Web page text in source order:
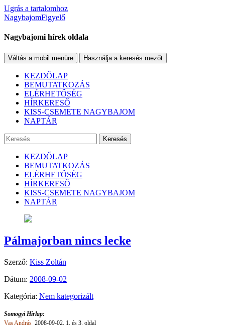
Ugrás a tartalomhoz
NagybajomFigyelő
Nagybajomi hírek oldala
Váltás a mobil menüre Használja a keresés mezőt
KEZDŐLAP
BEMUTATKOZÁS
ELÉRHETŐSÉG
HÍRKERESŐ
KISS-CSEMETE NAGYBAJOM
NAPTÁR
Keresés
KEZDŐLAP
BEMUTATKOZÁS
ELÉRHETŐSÉG
HÍRKERESŐ
KISS-CSEMETE NAGYBAJOM
NAPTÁR
Pálmajorban nincs lecke
Szerző: Kiss Zoltán
Dátum: 2008-09-02
Kategória: Nem kategorizált
Somogyi Hírlap:
Vas András 2008-09-02. 1. és 3. oldal